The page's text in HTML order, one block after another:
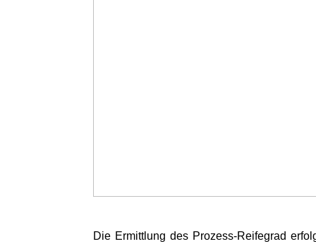
Die Ermittlung des Prozess-Reifegrad